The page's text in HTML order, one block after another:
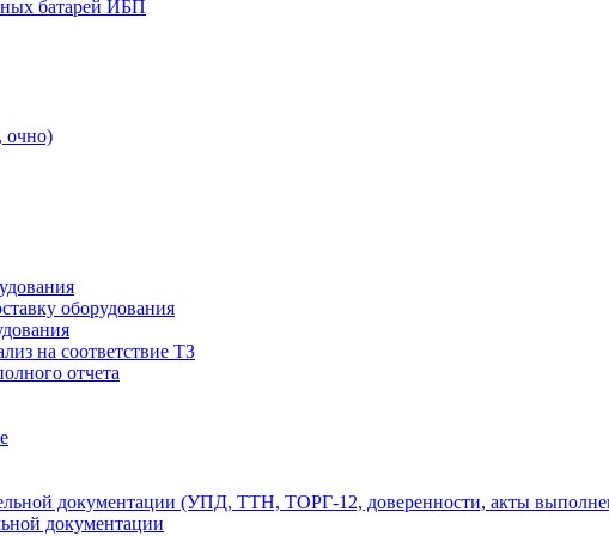
батарей ИБП
очно)
оборудования
на соответствие ТЗ
отчета
документации (УПД, ТТН, ТОРГ-12, доверенности, акты
документации